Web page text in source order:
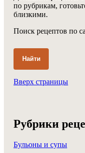
по рубрикам,
близкими.
Поиск рецептов по
Найти
Вверх страницы
Рубрики
Бульоны и супы